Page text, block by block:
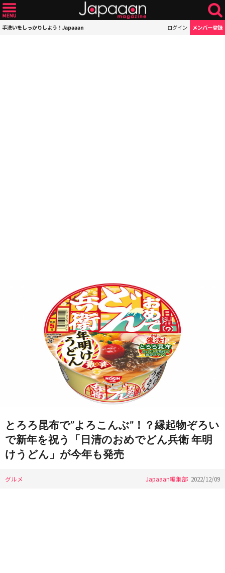
手洗いをしっかりしよう！Japaaan ログイン メンバー登録
とろろ昆布で”よろこんぶ”！？縁起物ぞろい
で新年を祝う「日清のおめでどん兵衛 年明
けうどん」が今年も発売
グルメ Japaaan編集部 2022/12/09